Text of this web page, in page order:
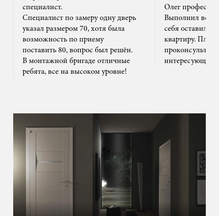
специалист.
Специалист по замеру одну дверь
указал размером 70, хотя была
возможность по приему
поставить 80, вопрос был решён.
В монтажной бригаде отличные
ребята, все на высоком уровне!
Олег
Выполнил все
себя оставил
квартиру. Плюс
интересующим